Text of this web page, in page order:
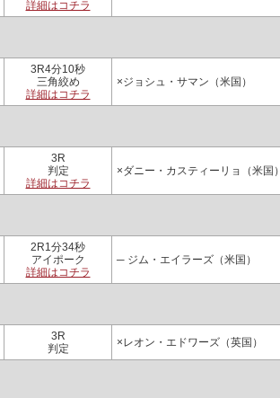
詳細はコチラ
3R4分10秒
三角絞め
詳細はコチラ
×ジョシュ・サマン（米国）
3R
判定
詳細はコチラ
×ダニー・カスティーリョ（米国）
2R1分34秒
アイポーク
詳細はコチラ
─ ジム・エイラーズ（米国）
3R
判定
×レオン・エドワーズ（英国）